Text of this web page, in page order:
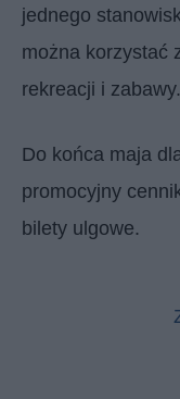
jednego
można korzystać
rekreacji i zabawy.
Do końca maja
promocyjny
bilety ulgowe.